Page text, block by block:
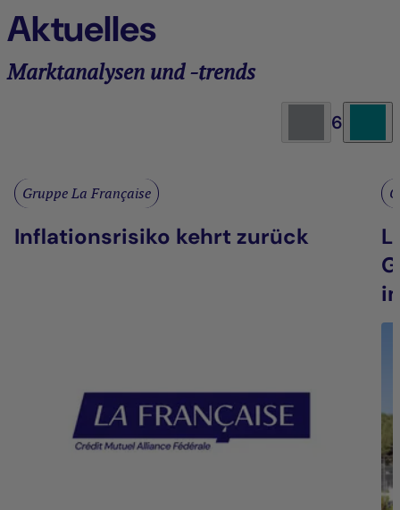
Aktuelles
Marktanalysen und -trends
6
Gruppe La Française
Inflationsrisiko kehrt zurück